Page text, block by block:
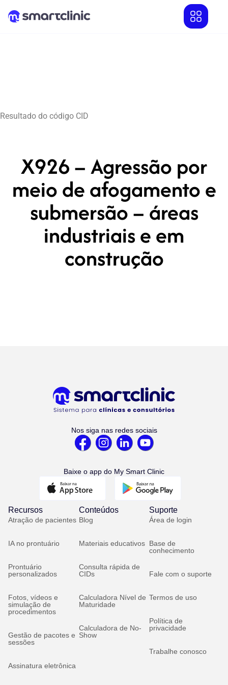
Resultado do código CID
X926 – Agressão por
meio de afogamento e
submersão – áreas
industriais e em
construção
Nos siga nas redes sociais
Baixe o app do My Smart Clinic
Recursos
Atração de pacientes
IA no prontuário
Prontuário
personalizados
Fotos, vídeos e
simulação de
procedimentos
Gestão de pacotes e
sessões
Assinatura eletrônica
Conteúdos
Blog
Materiais educativos
Consulta rápida de
CIDs
Calculadora Nível de
Maturidade
Calculadora de No-
Show
Suporte
Área de login
Base de
conhecimento
Fale com o suporte
Termos de uso
Política de
privacidade
Trabalhe conosco